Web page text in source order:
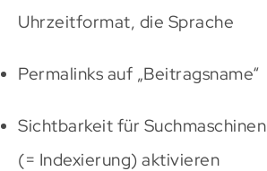
Uhrzeitformat, die Sprache
Permalinks auf „Beitragsname“
Sichtbarkeit für Suchmaschinen
(= Indexierung) aktivieren